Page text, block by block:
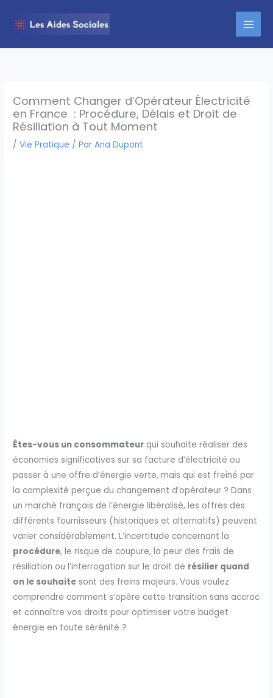
Comment Changer d’Opérateur Électricité
en France : Procédure, Délais et Droit de
Résiliation à Tout Moment
/Vie Pratique / ParAna Dupont
Êtes-vous un consommateur qui souhaite réaliser des
économies significatives sur sa facture d’électricité ou
passer à une offre d’énergie verte, mais qui est freiné par
la complexité perçue du changement d’opérateur ? Dans
un marché français de l’énergie libéralisé, les offres des
différents fournisseurs (historiques et alternatifs) peuvent
varier considérablement. L’incertitude concernant la
procédure, le risque de coupure, la peur des frais de
résiliation ou l’interrogation sur le droit de résilier quand
on le souhaite sont des freins majeurs. Vous voulez
comprendre comment s’opère cette transition sans accroc
et connaître vos droits pour optimiser votre budget
énergie en toute sérénité ?